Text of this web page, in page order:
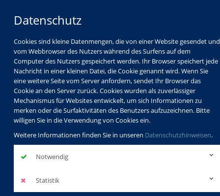
Datenschutz
Cookies sind kleine Datenmengen, die von einer Website gesendet und
vom Webbrowser des Nutzers während des Surfens auf dem
Computer des Nutzers gespeichert werden. Ihr Browser speichert jede
Nachricht in einer kleinen Datei, die Cookie genannt wird. Wenn Sie
eine weitere Seite vom Server anfordern, sendet Ihr Browser das
Cookie an den Server zurück. Cookies wurden als zuverlässiger
Mechanismus für Websites entwickelt, um sich Informationen zu
merken oder die Surfaktivitäten des Benutzers aufzuzeichnen. Bitte
willigen Sie in die Verwendung von Cookies ein.
Weitere Informationen finden Sie in unseren Datenschutzhinweisen.
Notwendig
Statistik
Programm
Schulabschlüsse
Schulkindbetreuung
Service